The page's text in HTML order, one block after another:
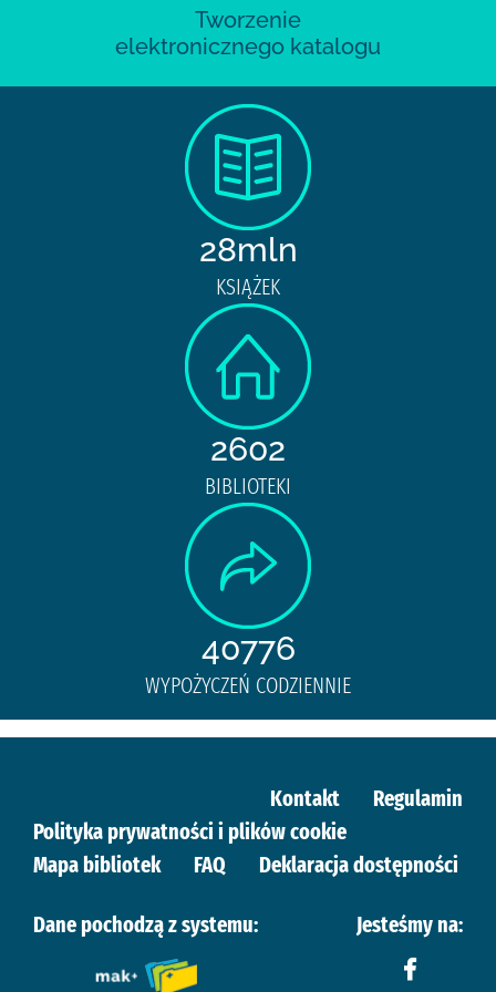
Tworzenie
elektronicznego katalogu
28mln
KSIĄŻEK
2602
BIBLIOTEKI
40776
WYPOŻYCZEŃ CODZIENNIE
Kontakt
Regulamin
Polityka prywatności i plików cookie
Mapa bibliotek
FAQ Deklaracja dostępności
Dane pochodzą z systemu: Jesteśmy na: